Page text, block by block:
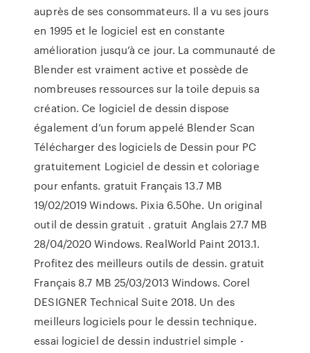
auprès de ses consommateurs. Il a vu ses jours
en 1995 et le logiciel est en constante
amélioration jusqu’à ce jour. La communauté de
Blender est vraiment active et possède de
nombreuses ressources sur la toile depuis sa
création. Ce logiciel de dessin dispose
également d’un forum appelé Blender Scan
Télécharger des logiciels de Dessin pour PC
gratuitement Logiciel de dessin et coloriage
pour enfants. gratuit Français 13.7 MB
19/02/2019 Windows. Pixia 6.50he. Un original
outil de dessin gratuit . gratuit Anglais 27.7 MB
28/04/2020 Windows. RealWorld Paint 2013.1.
Profitez des meilleurs outils de dessin. gratuit
Français 8.7 MB 25/03/2013 Windows. Corel
DESIGNER Technical Suite 2018. Un des
meilleurs logiciels pour le dessin technique.
essai logiciel de dessin industriel simple -